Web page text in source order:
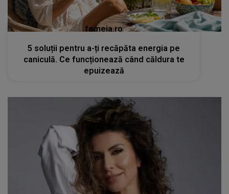
femeia.ro
5 soluții pentru a-ți recăpăta energia pe
caniculă. Ce funcționează când căldura te
epuizează